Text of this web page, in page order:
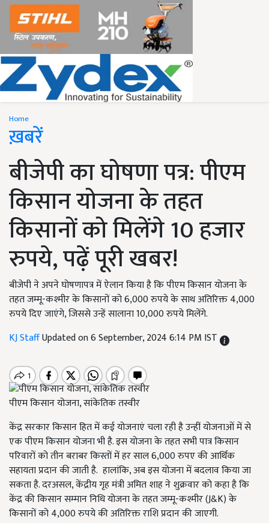
Home
ख़बरें
बीजेपी का घोषणा पत्र: पीएम
किसान योजना के तहत
किसानों को मिलेंगे 10 हजार
रुपये, पढ़ें पूरी खबर!
बीजेपी ने अपने घोषणापत्र में ऐलान किया है कि पीएम किसान योजना के
तहत जम्मू-कश्मीर के किसानों को 6,000 रुपये के साथ अतिरिक्त 4,000
रुपये दिए जाएंगे, जिससे उन्हें सालाना 10,000 रुपये मिलेंगे.
KJ StaffUpdated on 6 September, 2024 6:14 PM IST
पीएम किसान योजना, सांकेतिक तस्वीर
केंद्र सरकार किसान हित में कई योजनाएं चला रही है उन्हीं योजनाओं में से
एक पीएम किसान योजना भी है. इस योजना के तहत सभी पात्र किसान
परिवारों को तीन बराबर किस्तों में हर साल 6,000 रुपए की आर्थिक
सहायता प्रदान की जाती है. हालांकि, अब इस योजना में बदलाव किया जा
सकता है. दरअसल, केंद्रीय गृह मंत्री अमित शाह ने शुक्रवार को कहा है कि
केंद्र की किसान सम्मान निधि योजना के तहत जम्मू-कश्मीर (J&K) के
किसानों को 4,000 रुपये की अतिरिक्त राशि प्रदान की जाएगी.